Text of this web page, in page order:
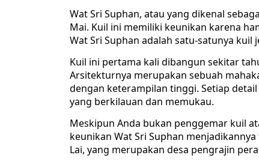
Wat Sri Suphan, atau yang dikenal
Mai. Kuil ini memiliki keunikan karena
Wat Sri Suphan adalah satu-satunya
Kuil ini pertama kali dibangun sekitar
Arsitekturnya merupakan sebuah
dengan keterampilan tinggi. Setiap
yang berkilauan dan memukau.
Meskipun Anda bukan penggemar kuil
keunikan Wat Sri Suphan
Lai, yang merupakan desa pengrajin